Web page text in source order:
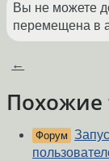
Вы не можете
перемещена в
←
Похожие
Форум